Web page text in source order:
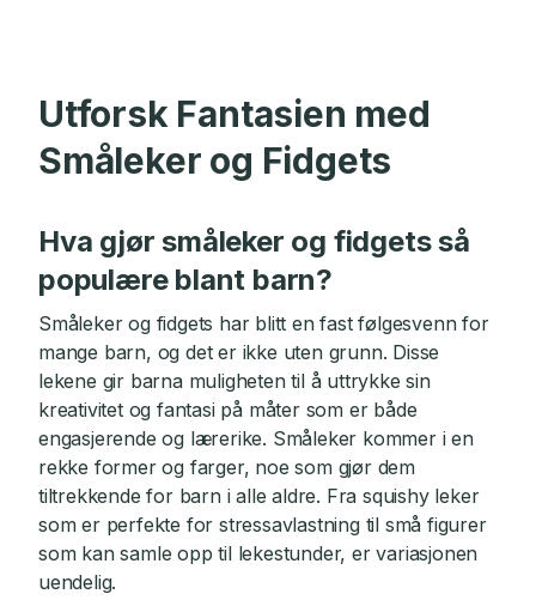
Utforsk Fantasien med
Småleker og Fidgets
Hva gjør småleker og fidgets så
populære blant barn?
Småleker og fidgets har blitt en fast følgesvenn for
mange barn, og det er ikke uten grunn. Disse
lekene gir barna muligheten til å uttrykke sin
kreativitet og fantasi på måter som er både
engasjerende og lærerike. Småleker kommer i en
rekke former og farger, noe som gjør dem
tiltrekkende for barn i alle aldre. Fra squishy leker
som er perfekte for stressavlastning til små figurer
som kan samle opp til lekestunder, er variasjonen
uendelig.